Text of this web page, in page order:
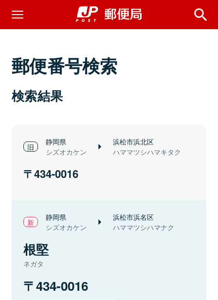
郵便番号検索
検索結果
静岡県
シズオカケン
浜松市浜北区
ハママツシハマキタク
434-0016
静岡県
シズオカケン
浜松市浜名区
ハママツシハマナク
根堅
ネガタ
434-0016